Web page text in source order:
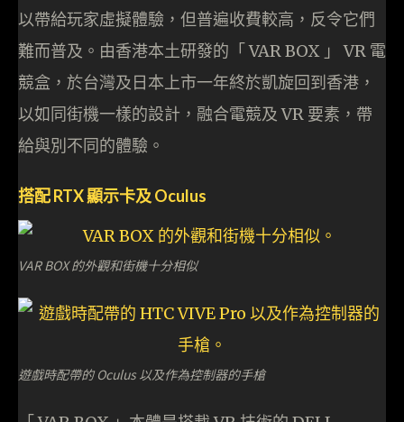
以帶給玩家虛擬體驗，但普遍收費較高，反令它們
難而普及。由香港本土研發的「 VAR BOX 」 VR 電
競盒，於台灣及日本上市一年終於凱旋回到香港，
以如同街機一樣的設計，融合電競及 VR 要素，帶
給與別不同的體驗。
搭配 RTX 顯示卡及 Oculus
VAR BOX 的外觀和街機十分相似
遊戲時配帶的 Oculus 以及作為控制器的手槍